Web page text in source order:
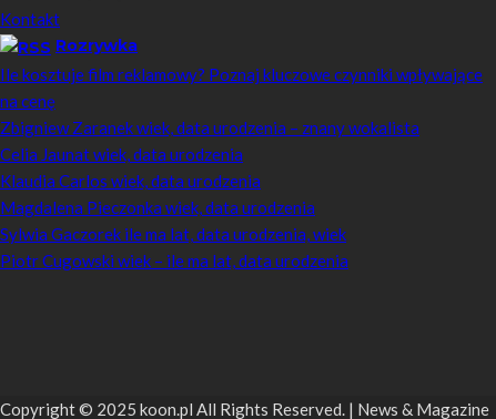
Kontakt
Rozrywka
Ile kosztuje film reklamowy? Poznaj kluczowe czynniki wpływające
na cenę
Zbigniew Zaranek wiek, data urodzenia – znany wokalista
Celia Jaunat wiek, data urodzenia
Klaudia Carlos wiek, data urodzenia
Magdalena Pieczonka wiek, data urodzenia
Sylwia Gaczorek ile ma lat, data urodzenia, wiek
Piotr Cugowski wiek – ile ma lat, data urodzenia
Copyright © 2025 koon.pl All Rights Reserved. | News & Magazine